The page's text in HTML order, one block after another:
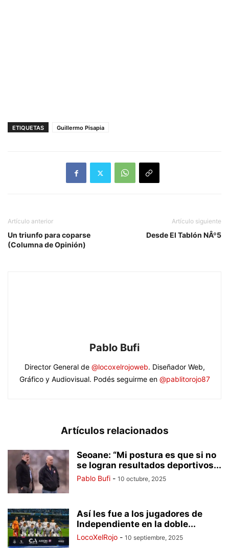
ETIQUETAS Guillermo Pisapia
Artículo anterior
Un triunfo para coparse
(Columna de Opinión)
Artículo siguiente
Desde El Tablón NÂº5
Pablo Bufi
Director General de @locoxelrojoweb. Diseñador Web,
Gráfico y Audiovisual. Podés seguirme en @pablitorojo87
Artículos relacionados
Seoane: “Mi postura es que si no
se logran resultados deportivos...
Pablo Bufi - 10 octubre, 2025
Así les fue a los jugadores de
Independiente en la doble...
LocoXelRojo - 10 septiembre, 2025